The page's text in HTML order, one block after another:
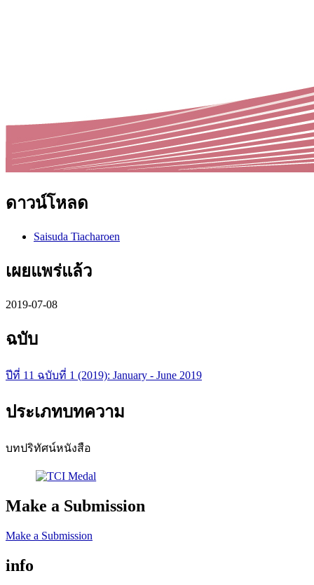
ดาวน์โหลด
Saisuda Tiacharoen
เผยแพร่แล้ว
2019-07-08
ฉบับ
ปีที่ 11 ฉบับที่ 1 (2019): January - June 2019
ประเภทบทความ
บทปริทัศน์หนังสือ
Make a Submission
Make a Submission
info